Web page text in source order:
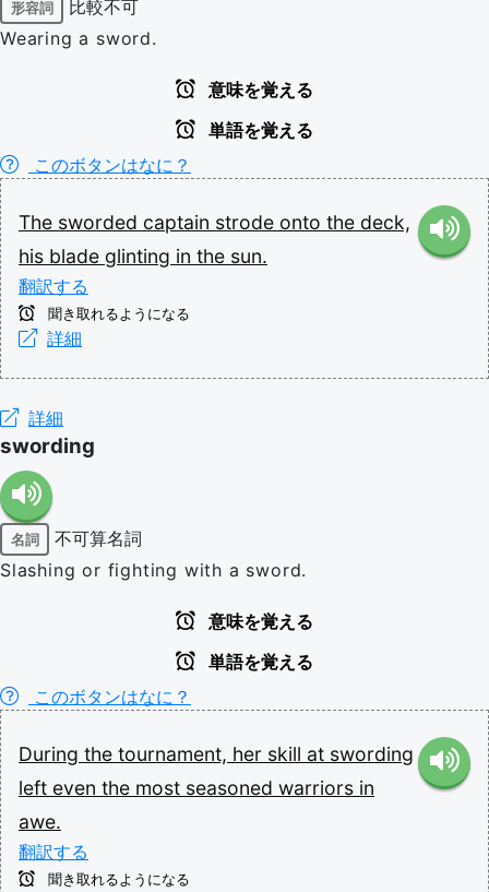
形容詞
比較不可
Wearing a sword.
意味を覚える
単語を覚える
このボタンはなに？
The sworded captain strode onto the deck,
his blade glinting in the sun.
翻訳する
聞き取れるようになる
詳細
詳細
swording
名詞
不可算名詞
Slashing or fighting with a sword.
意味を覚える
単語を覚える
このボタンはなに？
During the tournament, her skill at swording
left even the most seasoned warriors in
awe.
翻訳する
聞き取れるようになる